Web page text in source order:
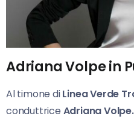
Adriana Volpe in
Al timone diLinea Verde
conduttrice Adriana Volpe.